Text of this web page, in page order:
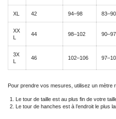
XL 42 94–98 83–90
XX
L
44 98–102 90–97
3X
L
46 102–106
Pour prendre vos mesures, utilisez un mètre
Le tour de taille est au plus fin de votre
Le tour de hanches est à l’endroit le plus